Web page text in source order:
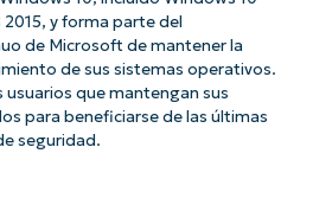
2015, y forma parte del
de Microsoft de mantener la
de sus sistemas operativos.
usuarios que mantengan sus
para beneficiarse de las últimas
seguridad.